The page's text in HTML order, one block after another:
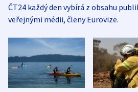
ČT24 každý den vybírá z obsahu
veřejnými médii, členy Eurovize.